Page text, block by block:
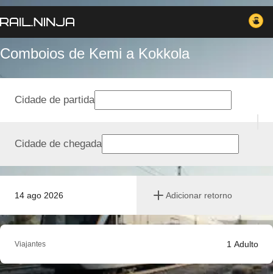
Comboios de Kemi a Kokkola
14 ago 2026 Adicionar retorno
Cidade de partida
Cidade de chegada
Viajantes 1 Adulto